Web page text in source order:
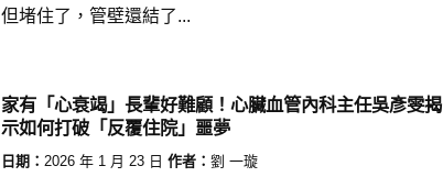
但堵住了，管壁還結了...
家有「心衰竭」長輩好難顧！心臟血管內科主任吳彥雯揭
示如何打破「反覆住院」噩夢
日期： 2026 年 1 月 23 日 作者： 劉 一璇